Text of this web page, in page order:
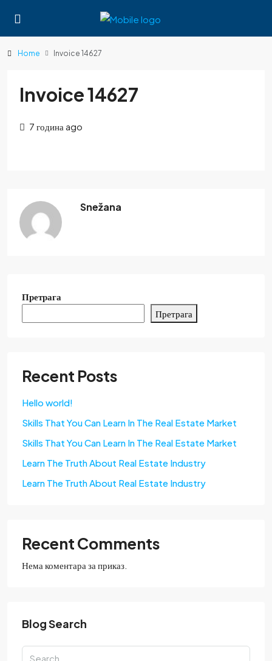
Home Invoice 14627
Invoice 14627
7 година ago
Snežana
Претрага
Претрага
Recent Posts
Hello world!
Skills That You Can Learn In The Real Estate Market
Skills That You Can Learn In The Real Estate Market
Learn The Truth About Real Estate Industry
Learn The Truth About Real Estate Industry
Recent Comments
Нема коментара за приказ.
Blog Search